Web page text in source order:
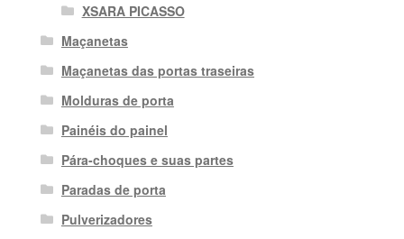
XSARA PICASSO
Maçanetas
Maçanetas das portas traseiras
Molduras de porta
Painéis do painel
Pára-choques e suas partes
Paradas de porta
Pulverizadores